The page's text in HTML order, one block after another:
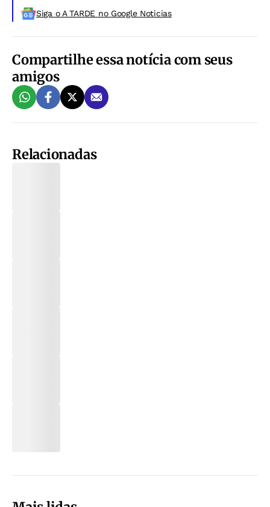
Siga o A TARDE no Google Noticias
Compartilhe essa notícia com seus
amigos
Relacionadas